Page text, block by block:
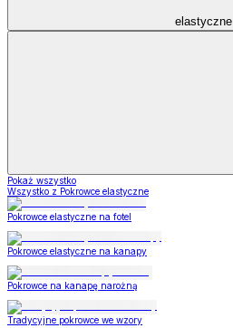
elastyczne
Pokaż wszystko
Wszystko z Pokrowce elastyczne
Pokrowce elastyczne na fotel
Pokrowce elastyczne na kanapy
Pokrowce na kanapę narożną
Tradycyjne pokrowce we wzory